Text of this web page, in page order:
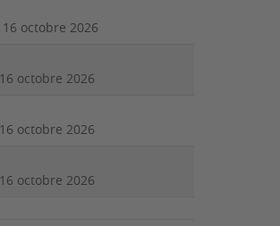
16 octobre 2026
16 octobre 2026
16 octobre 2026
16 octobre 2026